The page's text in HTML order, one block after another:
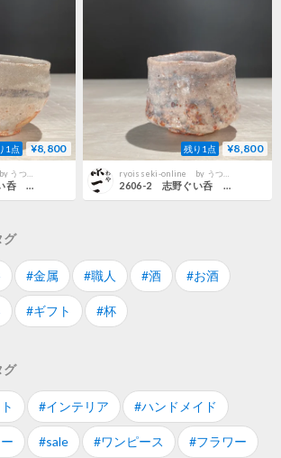
1点 ¥8,800 残り1点 ¥8,800
グ
#金属 #職人 #酒 #お酒
#ギフト #杯
グ
#インテリア #ハンドメイド
#sale #ワンピース #フラワー